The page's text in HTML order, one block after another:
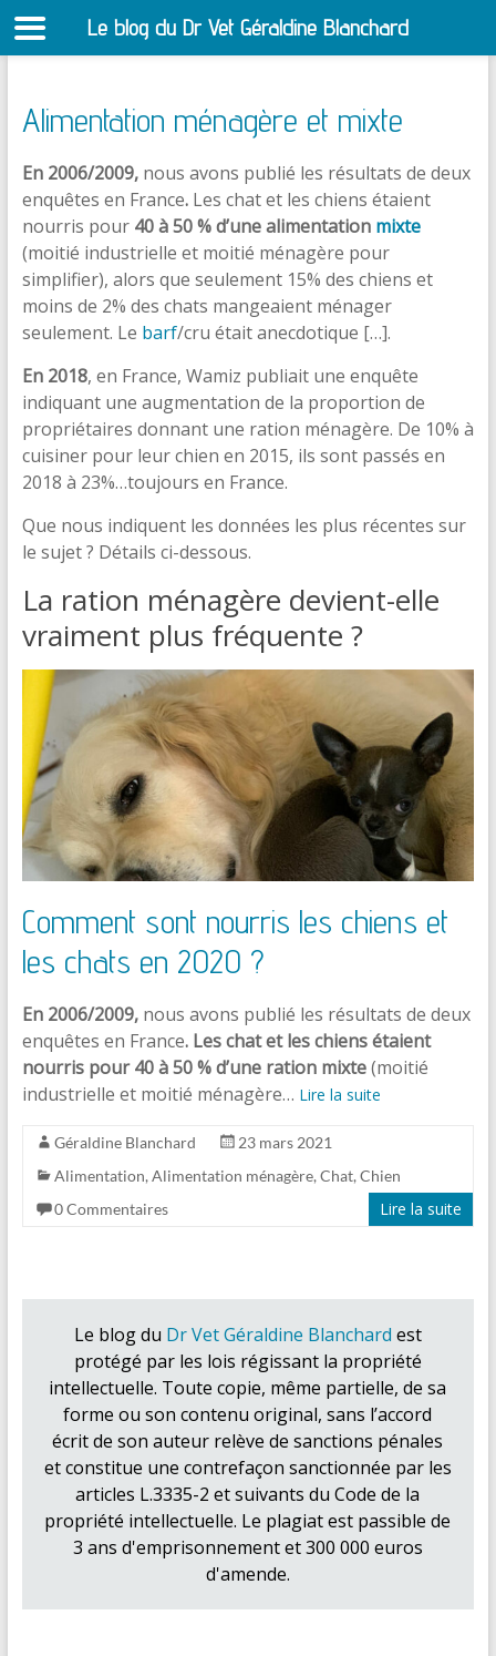
Alimentation ménagère et mixte
En 2006/2009,nous avons publié les résultats de deux
enquêtes en France. Les chat et les chiens étaient
nourris pour40 à 50 % d’une alimentation mixte
(moitié industrielle et moitié ménagère pour
simplifier), alors que seulement 15% des chiens et
moins de 2% des chats mangeaient ménager
seulement. Le barf/cru était anecdotique […].
En 2018, en France, Wamiz publiait une enquête
indiquant une augmentation de la proportion de
propriétaires donnant une ration ménagère. De 10% à
cuisiner pour leur chien en 2015, ils sont passés en
2018 à 23%…toujours en France.
Que nous indiquent les données les plus récentes sur
le sujet ? Détails ci-dessous.
La ration ménagère devient-elle
vraiment plus fréquente ?
Comment sont nourris les chiens et
les chats en 2020 ?
En 2006/2009,nous avons publié les résultats de deux
enquêtes en France. Les chat et les chiens étaient
nourris pour 40 à 50 % d’une ration mixte(moitié
industrielle et moitié ménagère… Lire la suite
Géraldine Blanchard
23 mars 2021
Alimentation, Alimentation ménagère, Chat, Chien
0 Commentaires
Lire la suite
Le blog du Dr Vet Géraldine Blanchard est
protégé par les lois régissant la propriété
intellectuelle. Toute copie, même partielle, de sa
forme ou son contenu original, sans l’accord
écrit de son auteur relève de sanctions pénales
et constitue une contrefaçon sanctionnée par les
articles L.3335-2 et suivants du Code de la
propriété intellectuelle. Le plagiat est passible de
3 ans d'emprisonnement et 300 000 euros
d'amende.
Le blog du Dr Vet Géraldine Blanchard